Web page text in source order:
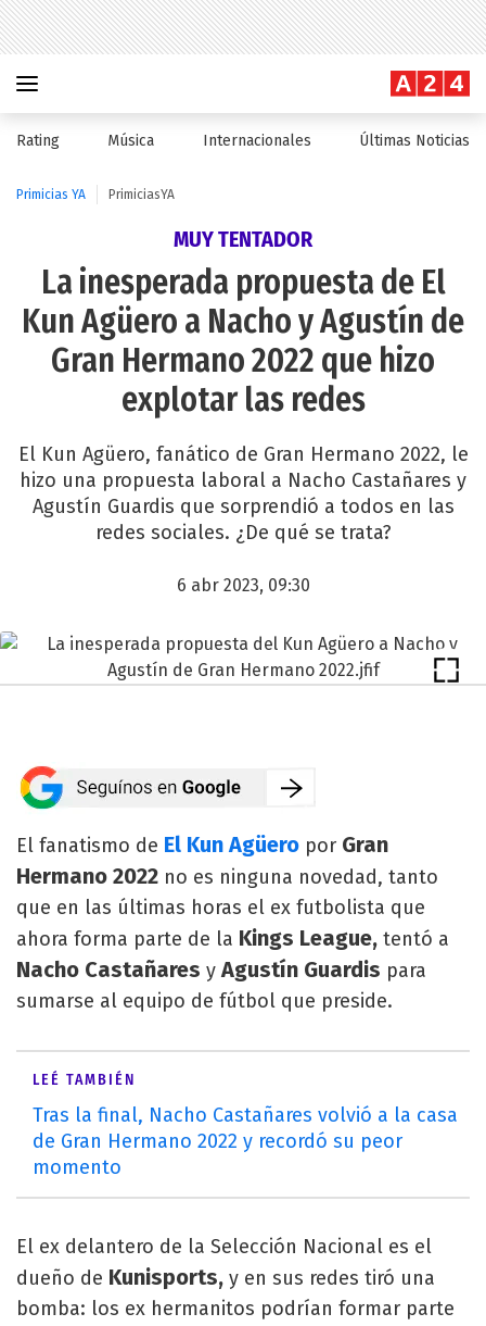
Rating Música Internacionales Últimas Noticias
Primicias YA PrimiciasYA
MUY TENTADOR
La inesperada propuesta de El
Kun Agüero a Nacho y Agustín de
Gran Hermano 2022 que hizo
explotar las redes
El Kun Agüero, fanático de Gran Hermano 2022, le
hizo una propuesta laboral a Nacho Castañares y
Agustín Guardis que sorprendió a todos en las
redes sociales. ¿De qué se trata?
6 abr 2023, 09:30
El fanatismo de El Kun Agüero por Gran
Hermano 2022 no es ninguna novedad, tanto
que en las últimas horas el ex futbolista que
ahora forma parte de la Kings League, tentó a
Nacho Castañares yAgustín Guardis para
sumarse al equipo de fútbol que preside.
LEÉ TAMBIÉN
Tras la final, Nacho Castañares volvió a la casa
de Gran Hermano 2022 y recordó su peor
momento
El ex delantero de la Selección Nacional es el
dueño de Kunisports, y en sus redes tiró una
bomba: los ex hermanitos podrían formar parte